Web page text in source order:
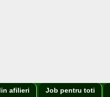
afilieri Job pentru toti